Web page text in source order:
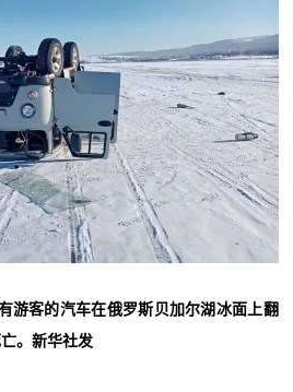
游客的汽车在俄罗斯贝加尔湖冰面上翻
。新华社发